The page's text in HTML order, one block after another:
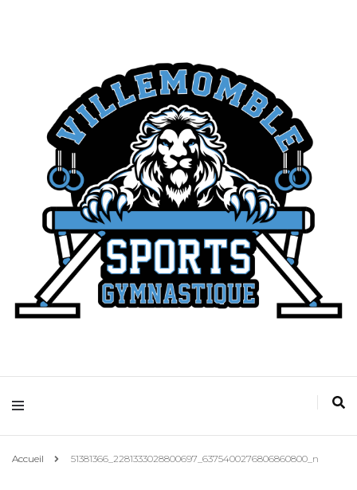
Villemomble
Gymnastique
Accueil 51381366_2281333028800697_6375400276806860800_n